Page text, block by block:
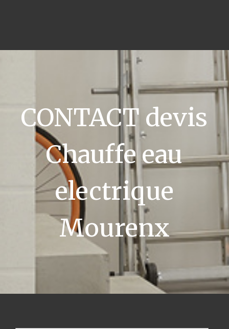
CONTACT devis
Chauffe eau
electrique
Mourenx